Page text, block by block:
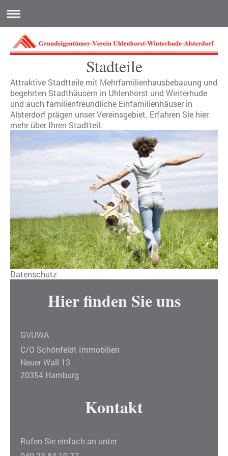
Stadteile
Attraktive Stadtteile mit Mehrfamilienhausbebauung und
begehrten Stadthäusern in Uhlenhorst und Winterhude
und auch familienfreundliche Einfamilienhäuser in
Alsterdorf prägen unser Vereinsgebiet. Erfahren Sie hier
mehr über Ihren Stadtteil.
Datenschutz
Hier finden Sie uns
GVUWA
C/O Schönfeldt Immobilien
Neuer Wall 13
20354 Hamburg
Kontakt
Rufen Sie einfach an unter